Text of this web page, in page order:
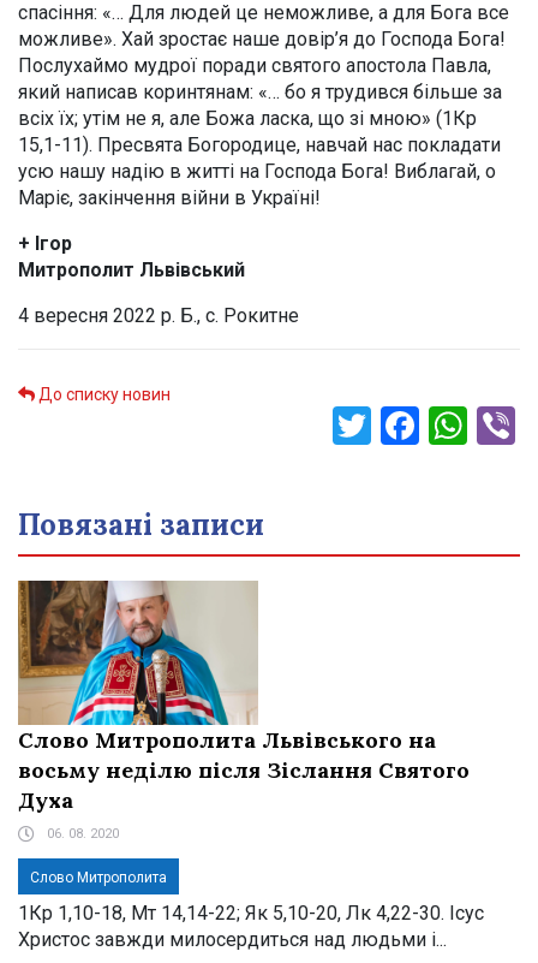
спасіння: «… Для людей це неможливе, а для Бога все
можливе». Хай зростає наше довір’я до Господа Бога!
Послухаймо мудрої поради святого апостола Павла,
який написав коринтянам: «… бо я трудився більше за
всіх їх; утім не я, але Божа ласка, що зі мною» (1Кр
15,1-11). Пресвята Богородице, навчай нас покладати
усю нашу надію в житті на Господа Бога! Виблагай, о
Маріє, закінчення війни в Україні!
+ Ігор
Митрополит Львівський
4 вересня 2022 р. Б., с. Рокитне
До списку новин
Twitter
Повязані записи
Слово Митрополита Львівського на
восьму неділю після Зіслання Святого
Духа
06. 08. 2020
Слово Митрополита
1Кр 1,10-18, Мт 14,14-22; Як 5,10-20, Лк 4,22-30. Ісус
Христос завжди милосердиться над людьми і...